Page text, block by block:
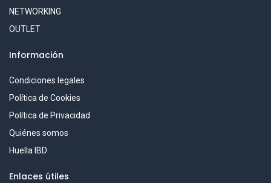
NETWORKING
OUTLET
Información
Condiciones legales
Política de Cookies
Política de Privacidad
Quiénes somos
Huella IBD
Enlaces útiles